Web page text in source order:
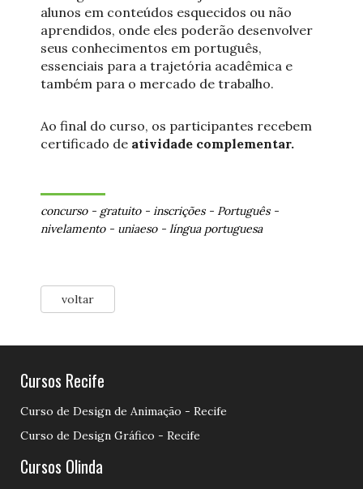
alunos em conteúdos esquecidos ou não
aprendidos, onde eles poderão desenvolver
seus conhecimentos em português,
essenciais para a trajetória acadêmica e
também para o mercado de trabalho.
Ao final do curso, os participantes recebem
certificado de atividade complementar.
concurso- gratuito- inscrições- Português-
nivelamento- uniaeso- língua portuguesa
voltar
Cursos Recife
Curso de Design de Animação - Recife
Curso de Design Gráfico - Recife
Cursos Olinda